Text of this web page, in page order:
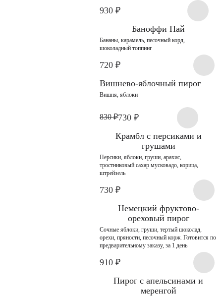
930₽
Баноффи Пай
Бананы, карамель, песочный корд,
шоколадный топпинг
720₽
Вишнево-яблочный пирог
Вишня, яблоки
830₽730₽
Крамбл с персиками и
грушами
Персики, яблоки, груши, арахис,
тростниковый сахар мусковадо, корица,
штрейзель
730₽
Немецкий фруктово-
ореховый пирог
Сочные яблоки, груши, тертый шоколад,
орехи, пряности, песочный корж. Готовится по
предварительному заказу, за 1 день
910₽
Пирог с апельсинами и
меренгой